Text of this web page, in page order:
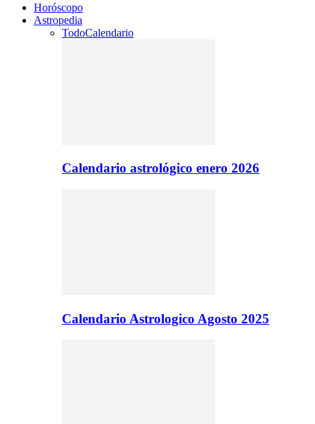
Horóscopo
Astropedia
TodoCalendario
Calendario astrológico enero 2026
Calendario Astrologico Agosto 2025